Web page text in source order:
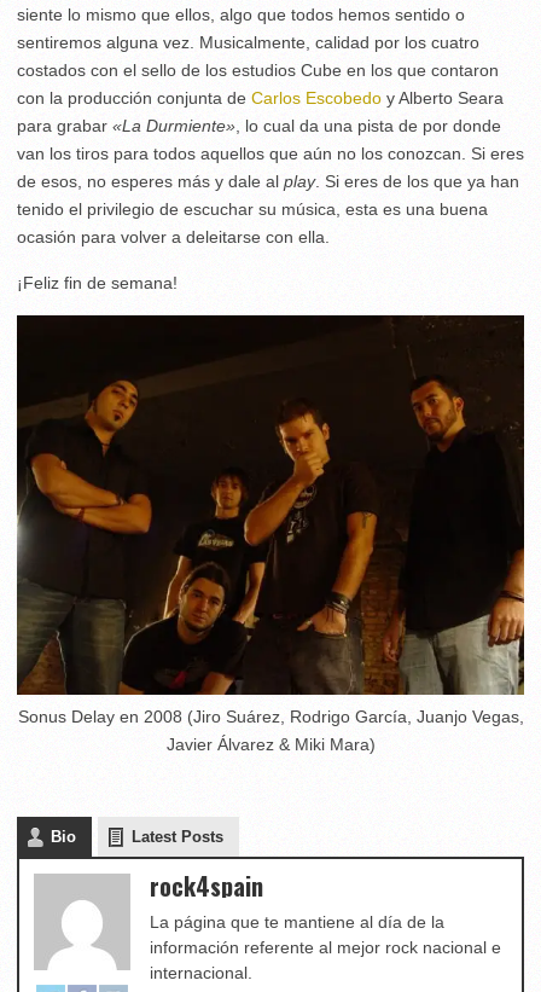
siente lo mismo que ellos, algo que todos hemos sentido o
sentiremos alguna vez. Musicalmente, calidad por los cuatro
costados con el sello de los estudios Cube en los que contaron
con la producción conjunta de Carlos Escobedo y Alberto Seara
para grabar «La Durmiente» , lo cual da una pista de por donde
van los tiros para todos aquellos que aún no los conozcan. Si eres
de esos, no esperes más y dale al play. Si eres de los que ya han
tenido el privilegio de escuchar su música, esta es una buena
ocasión para volver a deleitarse con ella.
¡Feliz fin de semana!
Sonus Delay en 2008 (Jiro Suárez, Rodrigo García, Juanjo Vegas,
Javier Álvarez & Miki Mara)
Bio Latest Posts
rock4spain
La página que te mantiene al día de la
información referente al mejor rock nacional e
internacional.